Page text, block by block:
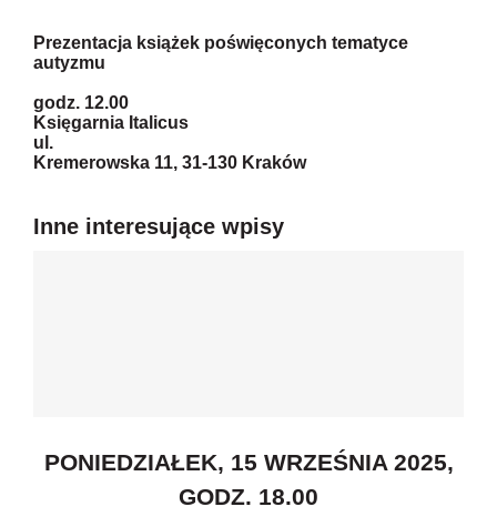
Prezentacja książek poświęconych tematyce
autyzmu
godz. 12.00
Księgarnia Italicus
ul.
Kremerowska 11, 31-130 Kraków
Inne interesujące wpisy
PONIEDZIAŁEK, 15 WRZEŚNIA 2025,
GODZ. 18.00